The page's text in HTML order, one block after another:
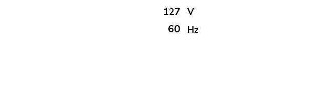
127
60
V
Hz